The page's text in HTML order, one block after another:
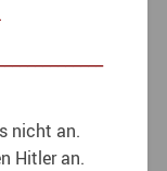
nicht an.
Hitler an.